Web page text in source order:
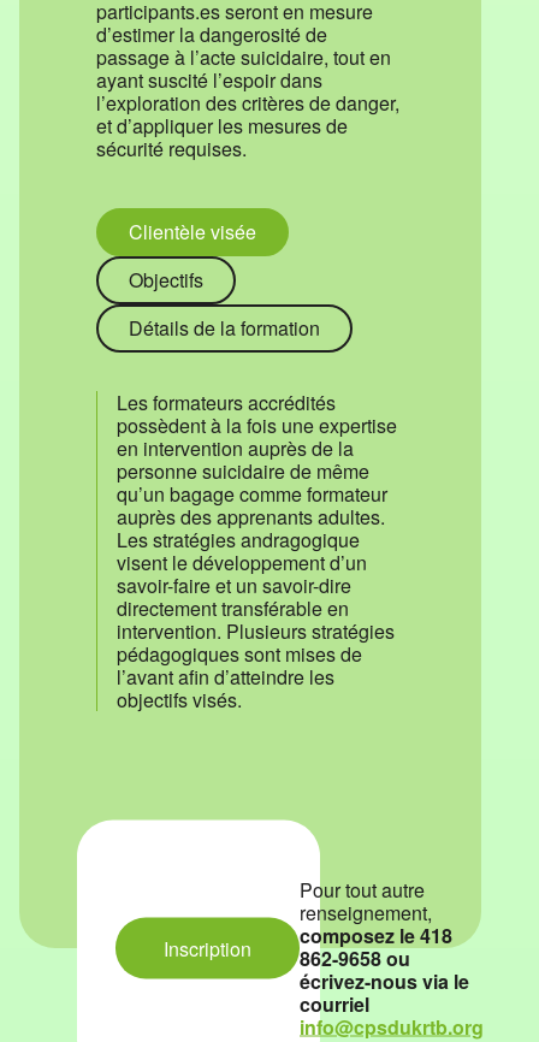
participants.es seront en mesure
d’estimer la dangerosité de
passage à l’acte suicidaire, tout en
ayant suscité l’espoir dans
l’exploration des critères de danger,
et d’appliquer les mesures de
sécurité requises.
Clientèle visée
Objectifs
Détails de la formation
Les formateurs accrédités
possèdent à la fois une expertise
en intervention auprès de la
personne suicidaire de même
qu’un bagage comme formateur
auprès des apprenants adultes.
Les stratégies andragogique
visent le développement d’un
savoir-faire et un savoir-dire
directement transférable en
intervention. Plusieurs stratégies
pédagogiques sont mises de
l’avant afin d’atteindre les
objectifs visés.
Inscription
Pour tout autre
renseignement,
composez le 418
862-9658 ou
écrivez-nous via le
courriel
info@cpsdukrtb.org